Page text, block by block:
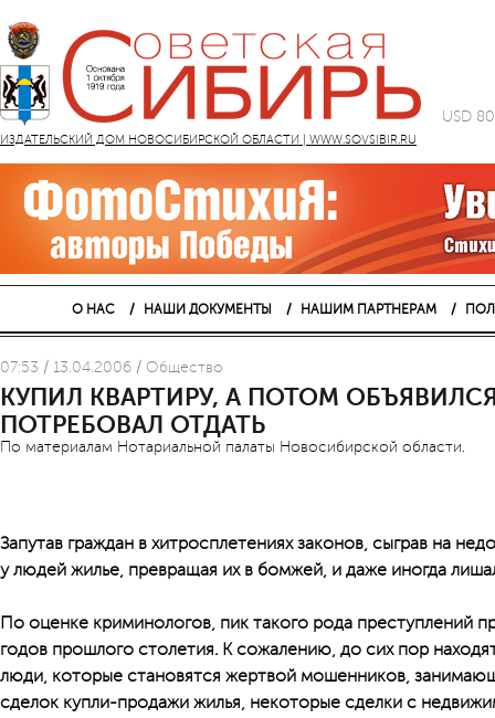
ИЗДАТЕЛЬСКИЙ ДОМ НОВОСИБИРСКОЙ ОБЛАСТИ | WWW.SOVSIBIR.RU
USD
О НАС НАШИ ДОКУМЕНТЫ НАШИМ ПАРТНЕРАМ
07:53 / 13.04.2006 / Общество
КУПИЛ КВАРТИРУ, А ПОТОМ
ПОТРЕБОВАЛ ОТДАТЬ
По материалам Нотариальной палаты Новосибирской области.
Запутав граждан в хитросплетениях законов, сыграв на
у людей жилье, превращая их в бомжей, и даже иногда
По оценке криминологов, пик такого рода преступлений
годов прошлого столетия. К сожалению, до сих пор
люди, которые становятся жертвой мошенников,
сделок купли-продажи жилья, некоторые сделки с